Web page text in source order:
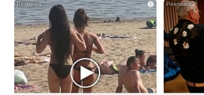
i